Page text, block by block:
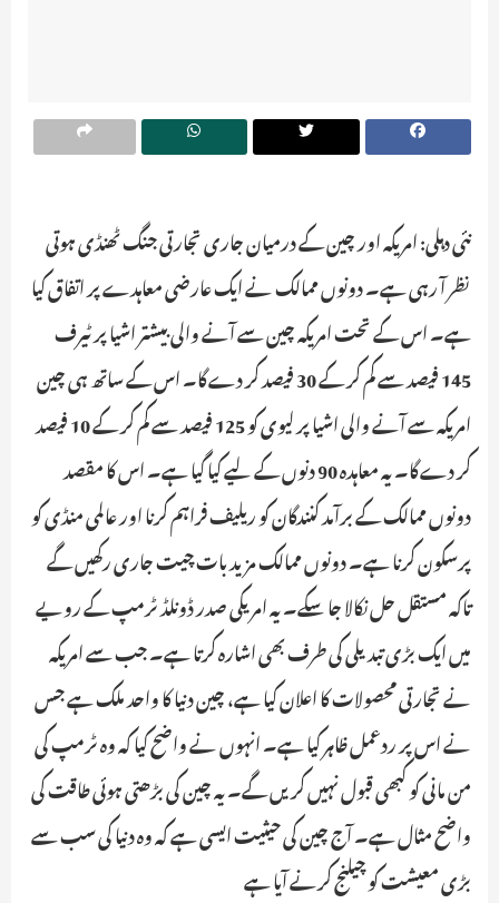
نئی دہلی: امریکہ اور چین کے درمیان جاری تجارتی جنگ ٹھنڈی ہوتی
نظر آ رہی ہے۔ دونوں ممالک نے ایک عارضی معاہدے پر اتفاق کیا
ہے۔ اس کے تحت امریکہ چین سے آنے والی بیشتر اشیا پر ٹیرف
145 فیصد سے کم کر کے 30 فیصد کر دے گا۔ اس کے ساتھ ہی چین
امریکہ سے آنے والی اشیا پر لیوی کو 125 فیصد سے کم کر کے 10 فیصد
کر دے گا۔ یہ معاہدہ 90 دنوں کے لیے کیا گیا ہے۔ اس کا مقصد
دونوں ممالک کے برآمد کنندگان کو ریلیف فراہم کرنا اور عالمی منڈی کو
پرسکون کرنا ہے۔ دونوں ممالک مزید بات چیت جاری رکھیں گے
تاکہ مستقل حل نکالا جا سکے۔ یہ امریکی صدر ڈونلڈ ٹرمپ کے رویے
میں ایک بڑی تبدیلی کی طرف بھی اشارہ کرتا ہے۔ جب سے امریکہ
نے تجارتی محصولات کا اعلان کیا ہے، چین دنیا کا واحد ملک ہے جس
نے اس پر ردعمل ظاہر کیا ہے۔ انہوں نے واضح کیا کہ وہ ٹرمپ کی
من مانی کو کبھی قبول نہیں کریں گے۔ یہ چین کی بڑھتی ہوئی طاقت کی
واضح مثال ہے۔ آج چین کی حیثیت ایسی ہے کہ وہ دنیا کی سب سے
بڑی معیشت کو چیلنج کرنے آیا ہے